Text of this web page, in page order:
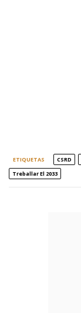
ETIQUETAS CSRD
Treballar El 2033